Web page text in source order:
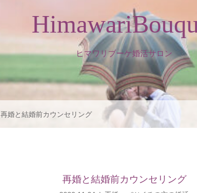
ヒマワリブーケ婚活サロン
再婚と結婚前カウンセリング
再婚と結婚前カウンセリング